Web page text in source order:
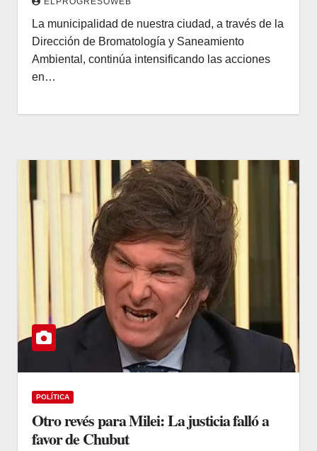
La municipalidad de nuestra ciudad, a través de la
Dirección de Bromatología y Saneamiento
Ambiental, continúa intensificando las acciones
en…
POLÍTICA
Otro revés para Milei: La justicia falló a
favor de Chubut